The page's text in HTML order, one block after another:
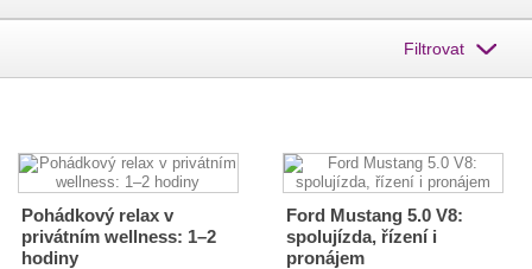
Filtrovat
Pohádkový relax v
privátním wellness: 1–2
hodiny
Ford Mustang 5.0 V8:
spolujízda, řízení i
pronájem